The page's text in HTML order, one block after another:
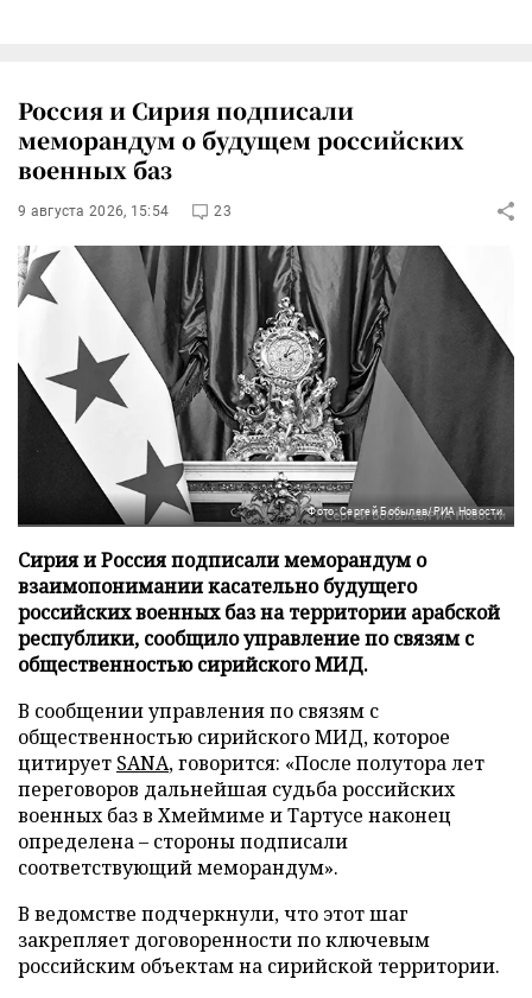
Россия и Сирия подписали
меморандум о будущем российских
военных баз
9 августа 2026, 15:54 23
Фото: Сергей Бобылев/РИА Новости
Сирия и Россия подписали меморандум о
взаимопонимании касательно будущего
российских военных баз на территории арабской
республики, сообщило управление по связям с
общественностью сирийского МИД.
В сообщении управления по связям с
общественностью сирийского МИД, которое
цитирует SANA, говорится: «После полутора лет
переговоров дальнейшая судьба российских
военных баз в Хмеймиме и Тартусе наконец
определена – стороны подписали
соответствующий меморандум».
В ведомстве подчеркнули, что этот шаг
закрепляет договоренности по ключевым
российским объектам на сирийской территории.